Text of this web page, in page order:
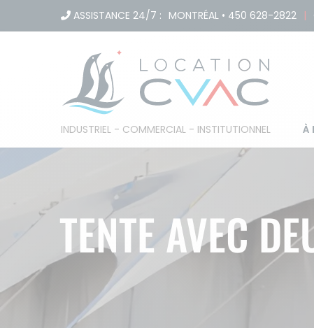
ASSISTANCE 24/7 : MONTRÉAL • 450 628-2822 |
INDUSTRIEL - COMMERCIAL - INSTITUTIONNEL À
TENTE AVEC